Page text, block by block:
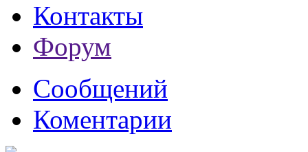
Контакты
Форум
Сообщений
Коментарии